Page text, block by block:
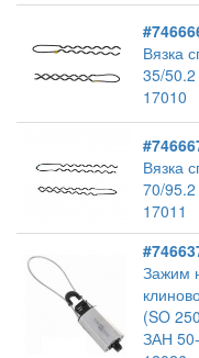
Вязка
35/
17010
Вязка
70/
17011
Зажим
(SO
ЗАН